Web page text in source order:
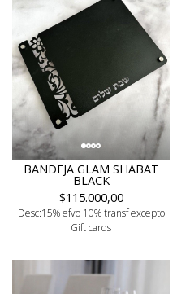
BANDEJA GLAM SHABAT
BLACK
$115.000,00
Desc:15% efvo 10% transf excepto
Gift cards